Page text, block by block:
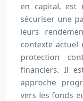
en capital, est
sécuriser une
leurs
contexte actuel
protection
financiers. Il
approche
vers les fonds